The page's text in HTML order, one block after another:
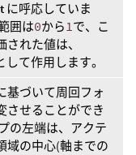
に呼応していま
囲は0から1で、こ
れた値は、
して作用します。
基づいて周回フォ
させることができ
の左端は、アクテ
域の中心(軸までの